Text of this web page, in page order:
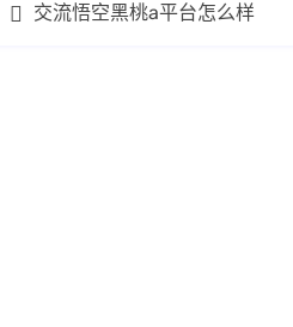
交流悟空黑桃a平台怎么样